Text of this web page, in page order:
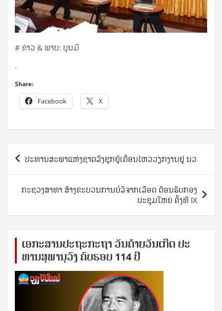
# ຂ່າວ & ພາບ: ບຸນມີ
.
Share:
Facebook X
Post
navigation
ປະທານສະພາແຫ່ງຊາດລົງຊຸກຍູ້ເຄື່ອນໄຫວວຽກງານຢູ່ ນວ
ກະຊວງສາທາ ສ້າງຂະບວນການບໍລິຈາກເລືອດ ຕ້ອນຮັບກອງ
ປະຊຸມໃຫຍ່ ຄັ້ງທີ IX
ເອ​ກະ​ສານ​ປະ​ຖະ​ກະ​ຖ​າ ວັນ​ຄ້າຍ​ວັນ​ເກີດ ປ​ະ​
ທານ​ສຸ​ພາ​ນຸ​ວົງ ຄົບ​ຮອບ 114 ປີ